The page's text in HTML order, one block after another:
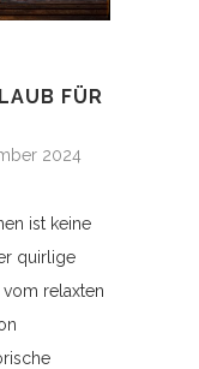
FÜR
2024
ist keine
quirlige
relaxten